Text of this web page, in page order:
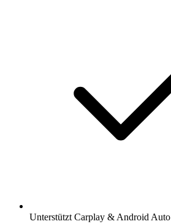
Unterstützt Carplay & Android Auto